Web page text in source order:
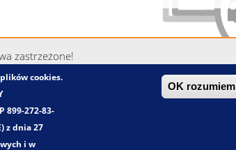
zastrzeżone!
cookies.
899-272-83-
z dnia 27
i w
OK rozumiem